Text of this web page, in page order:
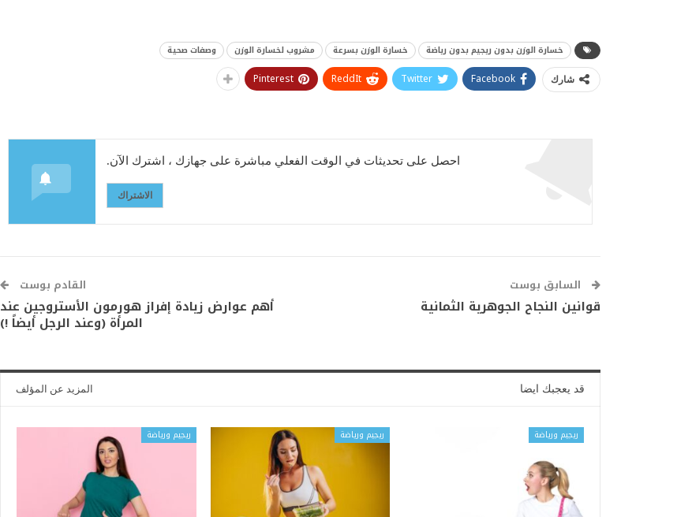
خسارة الوزن بدون ريجيم بدون رياضة خسارة الوزن بسرعة مشروب لخسارة الوزن وصفات صحية
شارك Facebook
Twitter
ReddIt
Pinterest
احصل على تحديثات في الوقت الفعلي مباشرة على جهازك ، اشترك الآن.
الاشتراك
السابق بوست
قوانين النجاح الجوهرية الثمانية
القادم بوست
أهم عوارض زيادة إفراز هورمون الأستروجين عند
المرأة (وعند الرجل أيضاً !)
قد يعجبك ايضا المزيد عن المؤلف
ريجيم ورياضة ريجيم ورياضة ريجيم ورياضة